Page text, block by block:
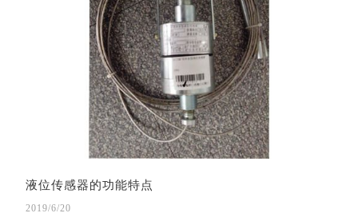
液位传感器的功能特点
2019/6/20